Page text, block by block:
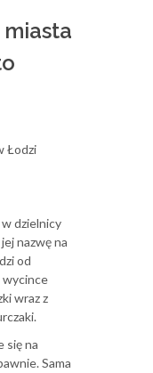
Łodzi
dzielnicy
nazwę na
od
wycince
wraz z
się na
Sama